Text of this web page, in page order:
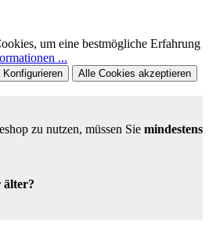
um eine bestmögliche Erfahrung
...
Konfigurieren Alle Cookies akzeptieren
zu nutzen, müssen Sie mindestens
älter?